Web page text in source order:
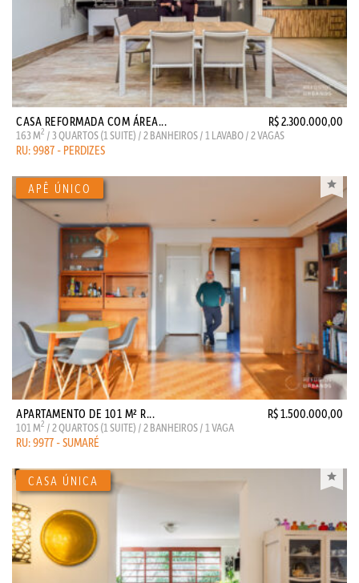
CASA REFORMADA COM ÁREA... R$ 2.300.000,00
163 M2 / 3 QUARTOS (1 SUITE) / 2 BANHEIROS / 1 LAVABO / 2 VAGAS
RU: 9987 - PERDIZES
APARTAMENTO DE 101 M² R... R$ 1.500.000,00
101 M2 / 2 QUARTOS (1 SUITE) / 2 BANHEIROS / 1 VAGA
RU: 9977 - SUMARÉ